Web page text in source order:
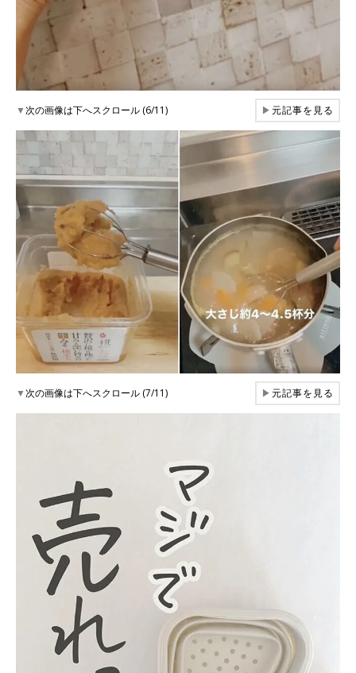
▼次の画像は下へスクロール (6/11) ▶元記事を見る
▼次の画像は下へスクロール (7/11) ▶元記事を見る